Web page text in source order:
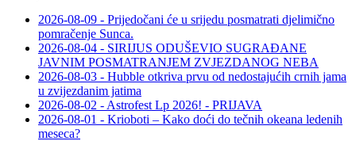
2026-08-09 - Prijedočani će u srijedu posmatrati djelimično
pomračenje Sunca.
2026-08-04 - SIRIJUS ODUŠEVIO SUGRAĐANE
JAVNIM POSMATRANJEM ZVJEZDANOG NEBA
2026-08-03 - Hubble otkriva prvu od nedostajućih crnih jama
u zvijezdanim jatima
2026-08-02 - Astrofest Lp 2026! - PRIJAVA
2026-08-01 - Krioboti – Kako doći do tečnih okeana ledenih
meseca?